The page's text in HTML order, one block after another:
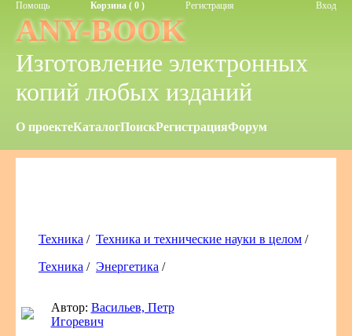
Помощь Корзина ( 0 ) Регистрация Вход
ANY-BOOK
Изготовление электронных
копий любых изданий
О проектеКаталогПоискРегистрацияФорум
Техника / Техника и технические науки в целом /
Техника / Энергетика /
Автор: Васильев, Петр
Игоревич